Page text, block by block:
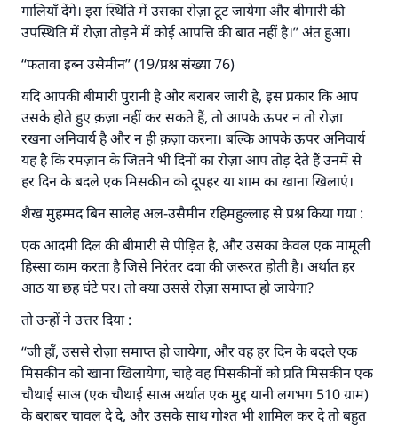
गालियाँ देंगे। इस स्थिति में उसका रोज़ा टूट जायेगा और बीमारी की
उपस्थिति में रोज़ा तोड़ने में कोई आपत्ति की बात नहीं है।’’ अंत हुआ।
‘‘फतावा इब्न उसैमीन’’ (19/प्रश्न संख्या 76)
यदि आपकी बीमारी पुरानी है और बराबर जारी है, इस प्रकार कि आप
उसके होते हुए क़ज़ा नहीं कर सकते हैं, तो आपके ऊपर न तो रोज़ा
रखना अनिवार्य है और न ही क़ज़ा करना। बल्कि आपके ऊपर अनिवार्य
यह है कि रमज़ान के जितने भी दिनों का रोज़ा आप तोड़ देते हैं उनमें से
हर दिन के बदले एक मिसकीन को दूपहर या शाम का खाना खिलाएं।
शैख मुहम्मद बिन सालेह अल-उसैमीन रहिमहुल्लाह से प्रश्न किया गया :
एक आदमी दिल की बीमारी से पीड़ित है, और उसका केवल एक मामूली
हिस्सा काम करता है जिसे निरंतर दवा की ज़रूरत होती है। अर्थात हर
आठ या छह घंटे पर। तो क्या उससे रोज़ा समाप्त हो जायेगा?
तो उन्हों ने उत्तर दिया :
‘‘जी हाँ, उससे रोज़ा समाप्त हो जायेगा, और वह हर दिन के बदले एक
मिसकीन को खाना खिलायेगा, चाहे वह मिसकीनों को प्रति मिसकीन एक
चौथाई साअ (एक चौथाई साअ अर्थात एक मुद्द यानी लगभग 510 ग्राम)
के बराबर चावल दे दे, और उसके साथ गोश्त भी शामिल कर दे तो बहुत